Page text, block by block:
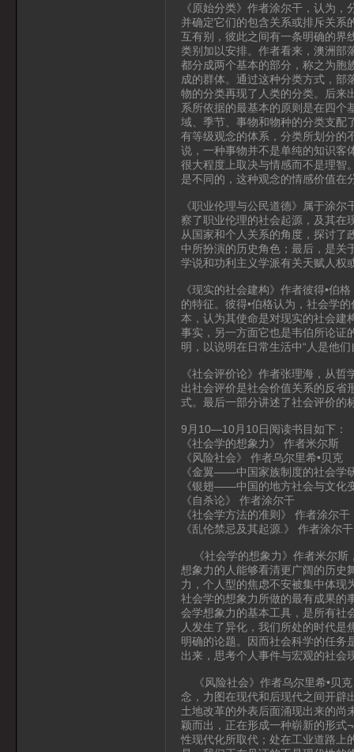
《原始分类》作者涂尔干，认为
并确定它们的包含关系或排斥关系
互有别，彼此之间有一条明确的界
类别加以安排。作者看来，澳洲部
都分成两个基本的部分，称之为胞
成的群体。通过这种分类方式，部
物的分类再现了人类的分类。后来
系所依据的最基本的原则是在四个
域、季节、事物和物种的分类支配
有等级观念的体系，分类所划分的
说，一种事物并不是单纯的知识客
很大程度上取决与情感而不是理智
是不同的，这种观念的情感价值在
《职业伦理与公民道德》属于涂
察了职业伦理的社会起源，及其在
从国家和个人关系的角度，探讨了
中所扮演的历史角色；最后，是关
学说和功利主义学派有关天赋人权
《现实的社会建构》作者彼得•伯
的特征。彼得•伯格认为，社会学
本，认为其使命是对现实的社会建
事实，另一方面它也是韦伯所论证
明，以说明在日常生活中“人是他
《社会评价论》作者张理海，从
出社会评价是社会价值关系的反省
式。最后一部分讲述了社会评价的
9月10—10月10日阅读书目如下：
《社会学的想象力》 作者米尔斯
《风险社会》 作者乌尔里希•贝克
《金翼——中国家族制度的社会学
《银翅——中国的地方社会与文化
《自杀论》 作者涂尔干
《社会学方法的准则》 作者涂尔干
《乱伦禁忌及其起源.》 作者涂尔干
《社会学的想象力》作者米尔斯
想象力的人能够看清更广阔的历史
力，个人型的焦虑不安被集中体现
社会学的想象力所做的最有成果的
会学想象力的基本工具，是所有社
人发生了异化，我们所处的时代
明确的论题。因而社会科学的任务
出来，思考个人事件与宏观的社会
《风险社会》作者乌尔里希•贝克
念，力图在现代和后现代之间开辟
土地改革的外表后面涌现出来的尚
颖而出，正在形成一种崭新的形
性现代化所取代；处在工业道路上